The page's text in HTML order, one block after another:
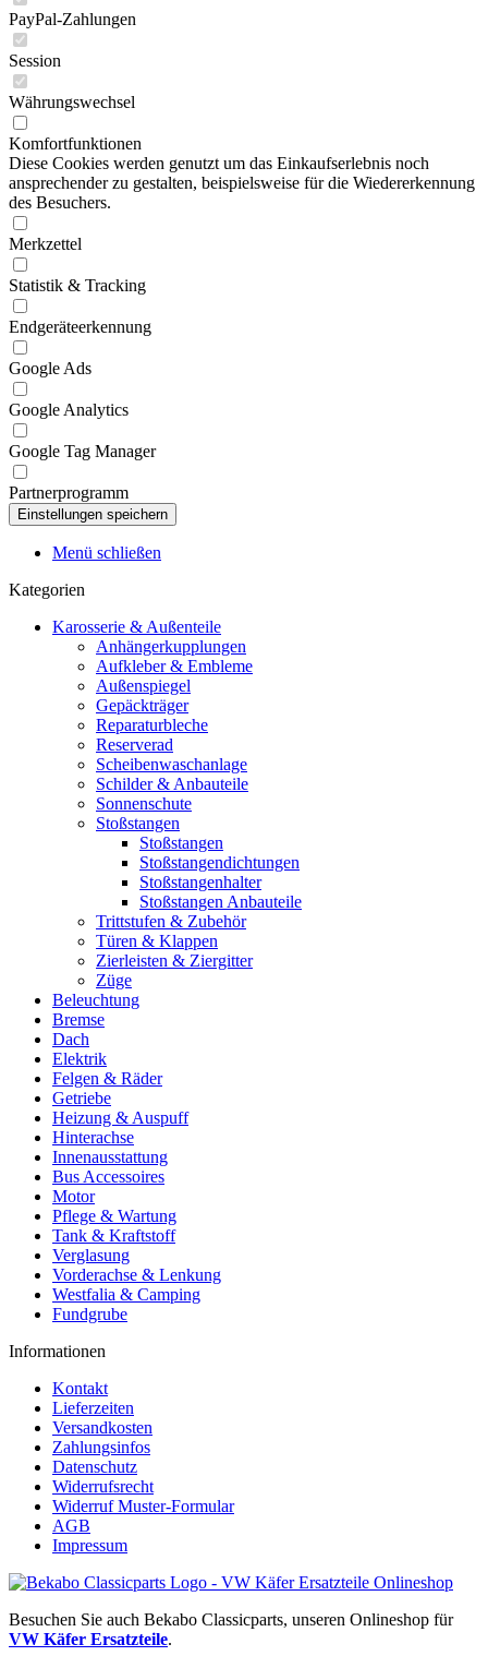
PayPal-Zahlungen
Session
Währungswechsel
Komfortfunktionen
Diese Cookies werden genutzt um das Einkaufserlebnis noch
ansprechender zu gestalten, beispielsweise für die Wiedererkennung
des Besuchers.
Merkzettel
Statistik & Tracking
Endgeräteerkennung
Google Ads
Google Analytics
Google Tag Manager
Partnerprogramm
Menü schließen
Kategorien
Karosserie & Außenteile
Anhängerkupplungen
Aufkleber & Embleme
Außenspiegel
Gepäckträger
Reparaturbleche
Reserverad
Scheibenwaschanlage
Schilder & Anbauteile
Sonnenschute
Stoßstangen
Stoßstangen
Stoßstangendichtungen
Stoßstangenhalter
Stoßstangen Anbauteile
Trittstufen & Zubehör
Türen & Klappen
Zierleisten & Ziergitter
Züge
Beleuchtung
Bremse
Dach
Elektrik
Felgen & Räder
Getriebe
Heizung & Auspuff
Hinterachse
Innenausstattung
Bus Accessoires
Motor
Pflege & Wartung
Tank & Kraftstoff
Verglasung
Vorderachse & Lenkung
Westfalia & Camping
Fundgrube
Informationen
Kontakt
Lieferzeiten
Versandkosten
Zahlungsinfos
Datenschutz
Widerrufsrecht
Widerruf Muster-Formular
AGB
Impressum
Besuchen Sie auch Bekabo Classicparts, unseren Onlineshop für
VW Käfer Ersatzteile.